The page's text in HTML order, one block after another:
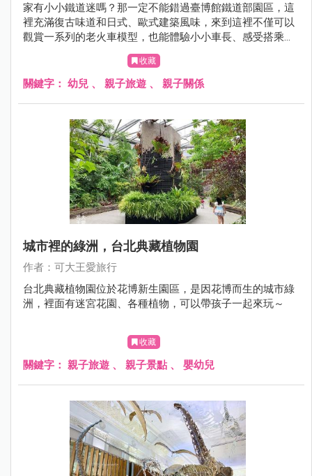
家有小小鐵道迷嗎？那一定不能錯過臺博館鐵道部園區，這
裡充滿復古味道和日式、歐式建築風味，來到這裡不僅可以
觀賞一系列的老火車模型，也能體驗小小車長、感受搭乘火
車的樂趣，快帶孩子來玩吧！
收藏
關鍵字： 幼兒 、 親子旅遊 、 親子關係
城市裡的綠洲，台北典藏植物園
作者：可大王愛旅行
台北典藏植物園位於花博新生園區，是因花博而生的城市綠
洲，裡面有迷宮花園、各種植物，可以帶孩子一起來玩～
收藏
關鍵字： 親子旅遊 、 親子景點 、 嬰幼兒